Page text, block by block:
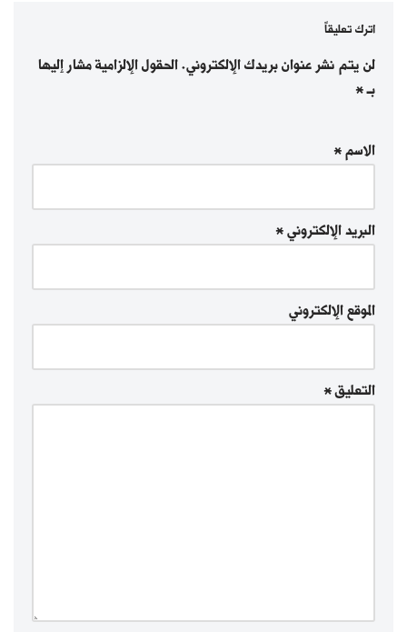
اترك تعليقاً
لن يتم نشر عنوان بريدك الإلكتروني.الحقول الإلزامية مشار إليها
بـ*
الاسم*
البريد الإلكتروني*
الموقع الإلكتروني
التعليق*